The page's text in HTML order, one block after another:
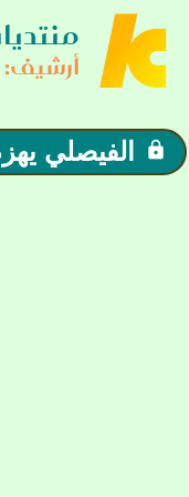
أرشيف:
 الفيصلي